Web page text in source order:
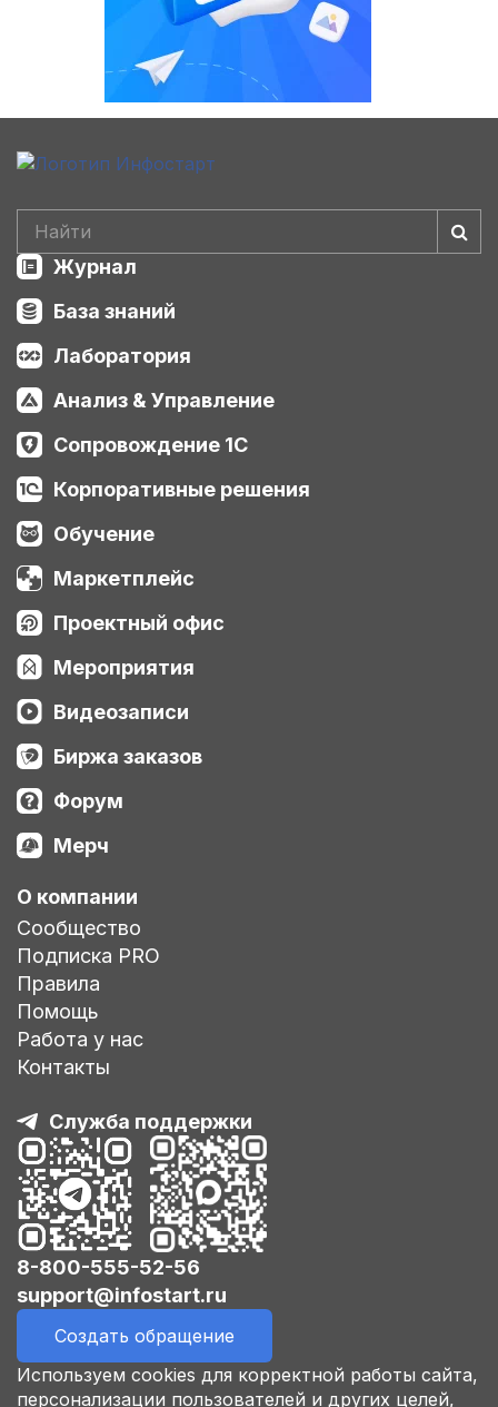
Журнал
База знаний
Лаборатория
Анализ & Управление
Сопровождение 1С
Корпоративные решения
Обучение
Маркетплейс
Проектный офис
Мероприятия
Видеозаписи
Биржа заказов
Форум
Мерч
О компании
Сообщество
Подписка PRO
Правила
Помощь
Работа у нас
Контакты
Служба поддержки
8-800-555-52-56
support@infostart.ru
Создать обращение
Используем cookies для корректной работы сайта,
персонализации пользователей и других целей,